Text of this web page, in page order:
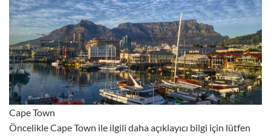
Cape Town
Öncelikle Cape Town ile ilgili daha açıklayıcı bilgi için lütfen